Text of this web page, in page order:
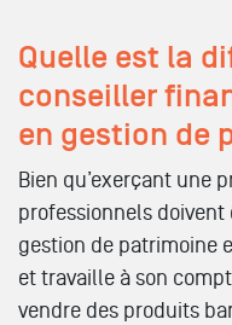
Quelle est la
conseiller
en gestion de
Bien qu’exerçant une
professionnels
gestion de patrimoine
et travaille à son
vendre des produits